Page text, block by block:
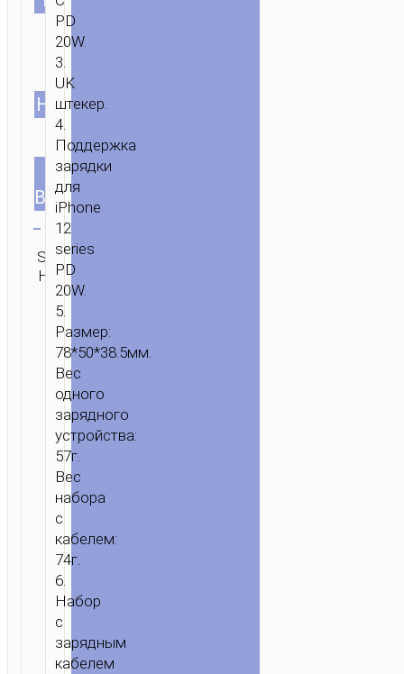
ГЛАВНАЯ / ЗАРЯДКА
НАБОР
Type-C на
ТИП
ВИЛКИ
SKU:
Н/Д
Категория:
Зарядные
адаптеры
PD
20W.
3.
UK
штекер.
4.
Поддержка
зарядки
для
iPhone
12
series
PD
20W.
5.
Размер:
78*50*38.5мм.
Вес
одного
зарядного
устройства:
57г.
Вес
набора
с
кабелем:
74г.
6.
Набор
с
зарядным
кабелем